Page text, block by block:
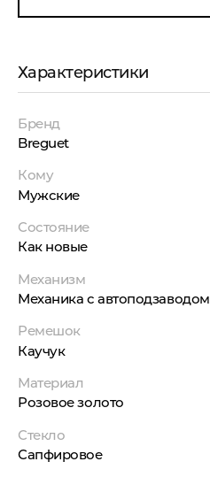
Характеристики
Бренд
Breguet
Кому
Мужские
Состояние
Как новые
Механизм
Механика с автоподзаводом
Ремешок
Каучук
Материал
Розовое золото
Стекло
Сапфировое